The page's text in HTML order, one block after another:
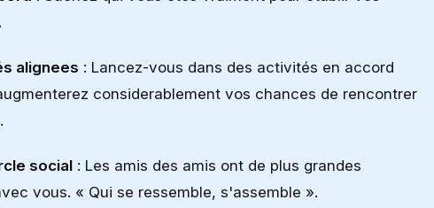
alignees : Lancez-vous dans des activités en accord
considerablement vos chances de rencontrer
social : Les amis des amis ont de plus grandes
vous. « Qui se ressemble, s'assemble ».